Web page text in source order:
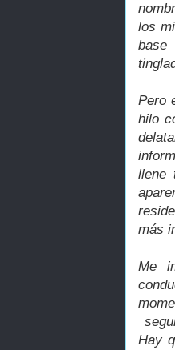
los
base
Pero
hilo
llene
más
Me
Hay